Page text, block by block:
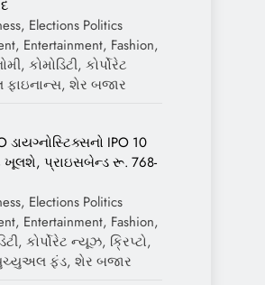
Elections Politics
Entertainment, Fashion,
કોમોડિટી, કોર્પોરેટ
ફાઇનાન્સ, શેર બજાર
ડાયગ્નોસ્ટિક્સનો IPO 10
પ્રાઇસબેન્ડ રૂ. 768-
Elections Politics
Entertainment, Fashion,
કોર્પોરેટ ન્યૂઝ, ક્રિપ્ટો,
ફંડ, શેર બજાર